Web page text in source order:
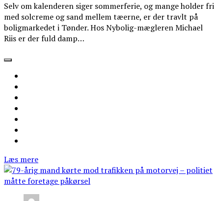
Selv om kalenderen siger sommerferie, og mange holder fri
med solcreme og sand mellem tæerne, er der travlt på
boligmarkedet i Tønder. Hos Nybolig-mægleren Michael
Riis er der fuld damp…
Læs mere